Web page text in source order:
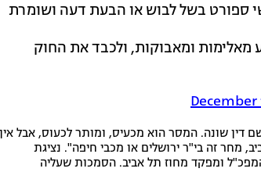
ספורט בשל לבוש או הבעת דעה ושומרת
מאלימות ומאבוקות, ולכבד את החוק
December
דין שונה. המסר הוא מכעיס, ומותר לכעוס, אבל אין
מחר זה בי"ר ירושלים או מכבי חיפה". נציגת
ומפקד מחוז תל אביב. הסמכות שעליה